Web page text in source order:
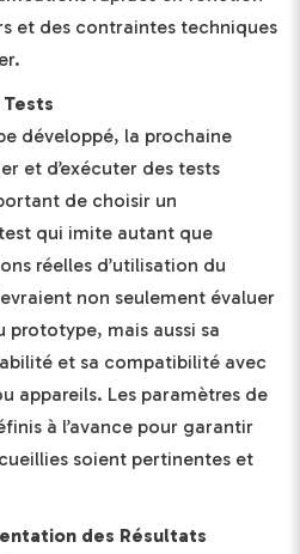
et des contraintes techniques
développé, la prochaine
et d’exécuter des tests
de choisir un
qui imite autant que
réelles d’utilisation du
non seulement évaluer
mais aussi sa
et sa compatibilité avec
appareils. Les paramètres de
à l’avance pour garantir
soient pertinentes et
des Résultats